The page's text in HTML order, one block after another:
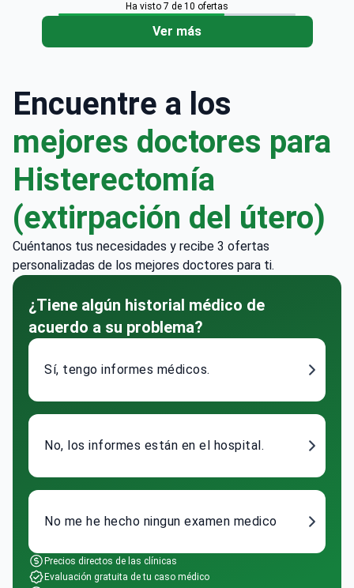
Ha visto 7 de 10 ofertas
Ver más
Encuentre a los
mejores doctores para
Histerectomía
(extirpación del útero)
Cuéntanos tus necesidades y recibe 3 ofertas
personalizadas de los mejores doctores para ti.
¿Tiene algún historial médico de
acuerdo a su problema?
Sí, tengo informes médicos.
No, los informes están en el hospital.
No me he hecho ningun examen medico
Precios directos de las clínicas
Evaluación gratuita de tu caso médico